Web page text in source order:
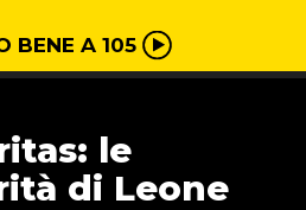
BENE A 105
le
di Leone